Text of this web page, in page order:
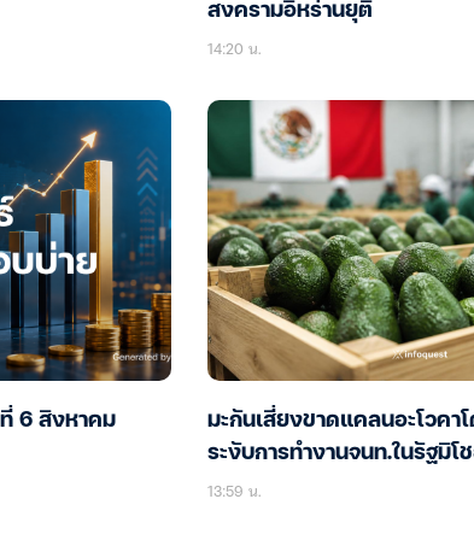
สงครามอิหร่านยุติ
14:20 น.
6 สิงหาคม
มะกันเสี่ยงขาดแคลนอะโวคา
ระงับการทำงานจนท.ในรัฐมิโ
13:59 น.